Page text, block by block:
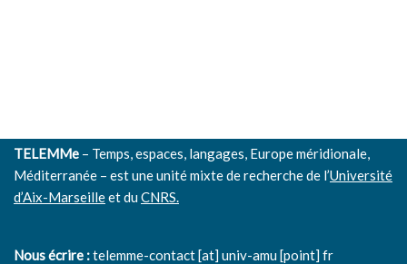
TELEMMe – Temps, espaces, langages, Europe méridionale,
Méditerranée – est une unité mixte de recherche de l’Université
d’Aix-Marseilleet duCNRS.
Nous écrire :telemme-contact [at] univ-amu [point] fr